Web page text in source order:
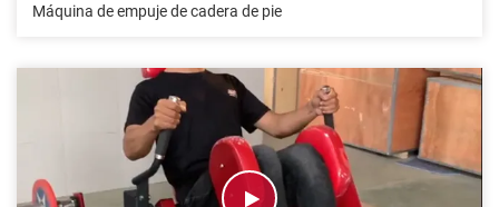
Máquina de empuje de cadera de pie